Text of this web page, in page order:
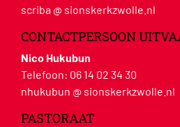
scriba @ sionskerkzwolle.nl
CONTACTPERSOON
Nico Hukubun
Telefoon: 06 14 02 34 30
nhukubun @ sionskerkzwolle.nl
PASTORAAT